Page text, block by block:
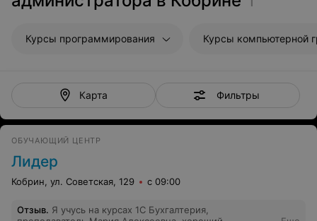
Курсы программирования Курсы компьютерной
Карта Фильтры
ОБУЧАЮЩИЙ ЦЕНТР
Лидер
Кобрин, ул. Советская, 129 с 09:00
Отзыв. Я учусь на курсах 1С Бухгалтерия,